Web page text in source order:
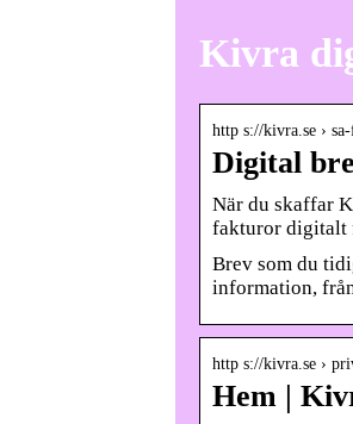
Kivra
http s://kivra.se ›
Digital
När du skaffar
fakturor digitalt
Brev som du
information,
http s://kivra.se ›
Hem |